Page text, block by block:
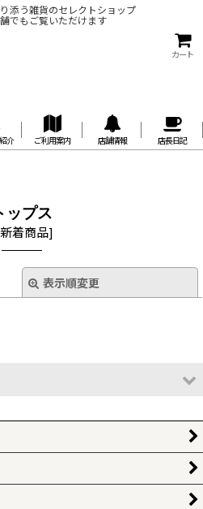
う雑貨のセレクトショップ
ご覧いただけます
カート
介 ご利用案内 店舗情報 店長日記
ップス
新着商品]
表示順変更